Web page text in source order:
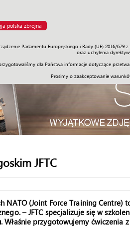
polska zbrojna
Parlamentu Europejskiego i Rady (UE) 2016/
oraz uchylenia
dla Państwa informacje dotyczące
Prosimy o zaakceptowanie
Polityka Prawo Świat
JFTC
NATO (Joint Force Training
– JFTC specjalizuje się w
przygotowujemy ćwiczenia